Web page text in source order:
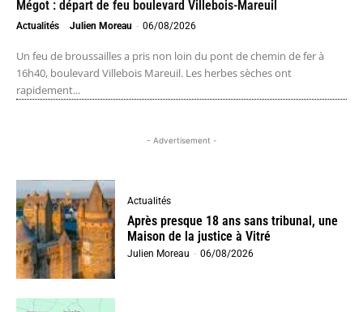
Mégot : départ de feu boulevard Villebois-Mareuil
Actualités Julien Moreau - 06/08/2026
Un feu de broussailles a pris non loin du pont de chemin de fer à
16h40, boulevard Villebois Mareuil. Les herbes sèches ont
rapidement...
- Advertisement -
Actualités
Après presque 18 ans sans tribunal, une
Maison de la justice à Vitré
Julien Moreau - 06/08/2026